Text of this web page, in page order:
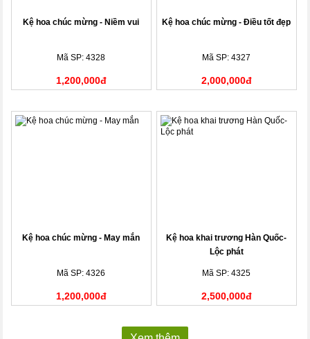
Kệ hoa chúc mừng - Niềm vui
Mã SP: 4328
1,200,000đ
Kệ hoa chúc mừng - Điều tốt đẹp
Mã SP: 4327
2,000,000đ
Kệ hoa chúc mừng - May mắn
Mã SP: 4326
1,200,000đ
Kệ hoa khai trương Hàn Quốc-
Lộc phát
Mã SP: 4325
2,500,000đ